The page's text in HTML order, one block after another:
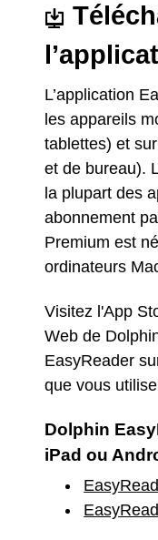
L’application
les appareils
tablettes) et
et de bureau).
la plupart des
abonnement
Premium est
ordinateurs
Visitez l'App
Web de
EasyReader
que vous
Dolphin
iPad ou